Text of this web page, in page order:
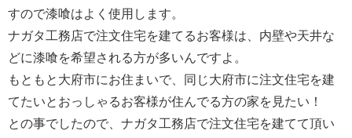
すので漆喰はよく使用します。
ナガタ工務店で注文住宅を建てるお客様は、内壁や天井な
どに漆喰を希望される方が多いんですよ。
もともと大府市にお住まいで、同じ大府市に注文住宅を建
てたいとおっしゃるお客様が住んでる方の家を見たい！
との事でしたので、ナガタ工務店で注文住宅を建てて頂い